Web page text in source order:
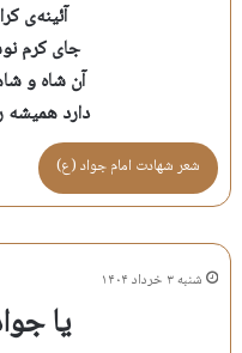
آئینه‌ی
جای کرم
آن شاه و
دارد همیشه
شعر شهادت امام جواد (ع)
شنبه ۳ خرداد ۱۴۰۴
یا